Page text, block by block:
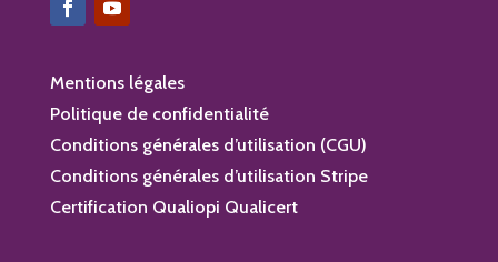
Mentions légales
Politique de confidentialité
Conditions générales d’utilisation (CGU)
Conditions générales d’utilisation Stripe
Certification Qualiopi Qualicert